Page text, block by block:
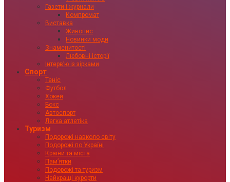
Газети і журнали
Компромат
Виставка
Живопис
Новинки моди
Знаменитості
Любовні історії
Інтервʼю із зірками
Спорт
Теніс
Футбол
Хокей
Бокс
Автоспорт
Легка атлетіка
Туризм
Подорожі навколо світу
Подорожі по Україні
Країни та міста
Пам’ятки
Подорожі та туризм
Найкращі курорти